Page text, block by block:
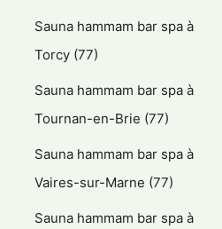
Sauna hammam bar spa à
Torcy (77)
Sauna hammam bar spa à
Tournan-en-Brie (77)
Sauna hammam bar spa à
Vaires-sur-Marne (77)
Sauna hammam bar spa à